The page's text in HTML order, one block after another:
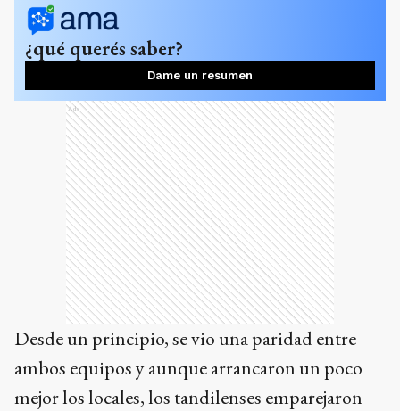
¿qué querés saber?
Dame un resumen
Ads
Desde un principio, se vio una paridad entre
ambos equipos y aunque arrancaron un poco
mejor los locales, los tandilenses emparejaron